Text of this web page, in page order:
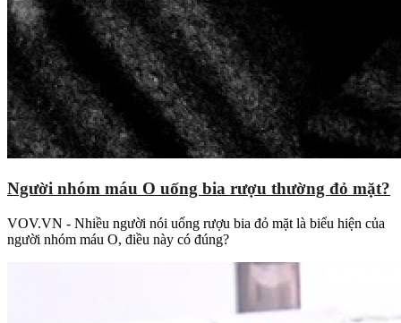
Người nhóm máu O uống bia rượu thường đỏ mặt?
VOV.VN - Nhiều người nói uống rượu bia đỏ mặt là biểu hiện của
người nhóm máu O, điều này có đúng?